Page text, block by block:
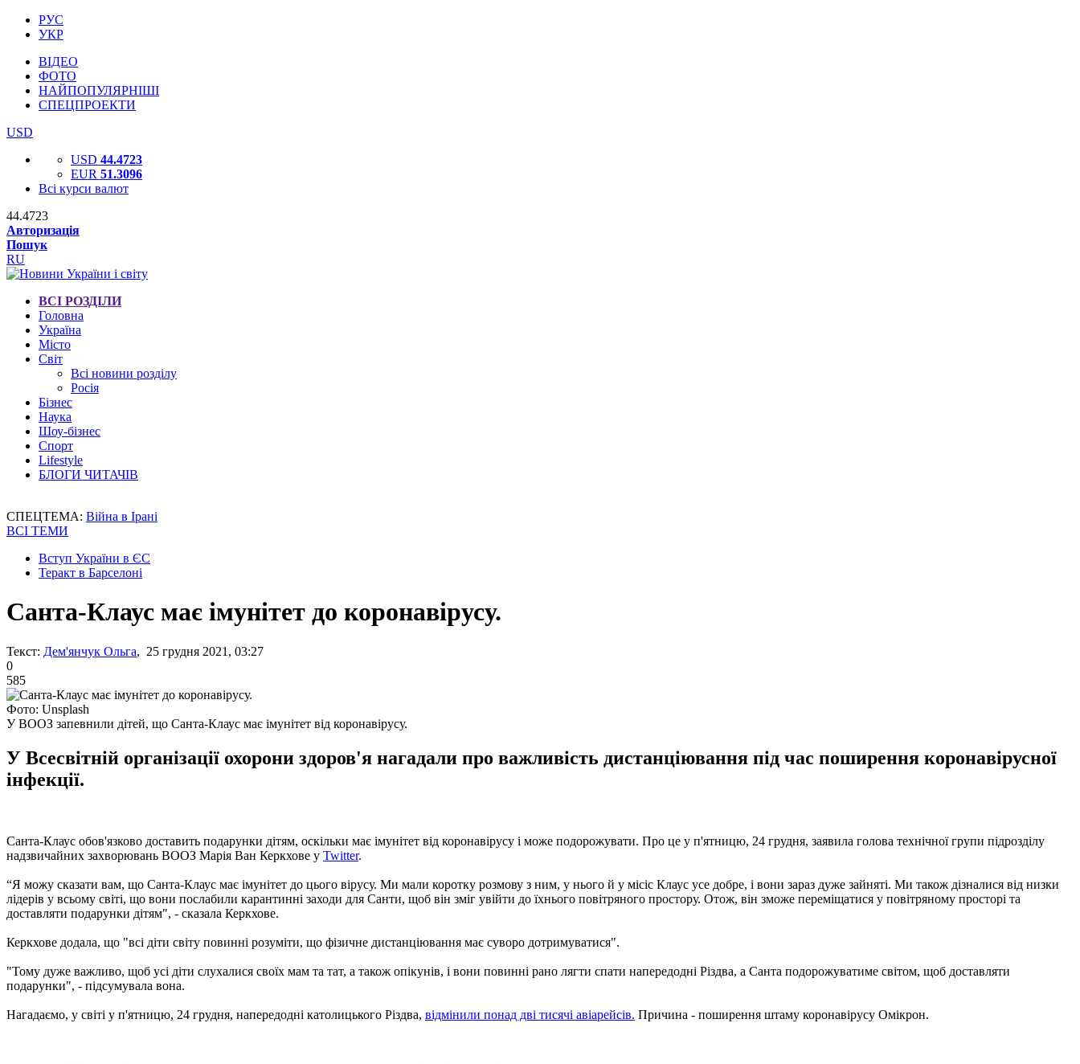
РУС
УКР
ВІДЕО
ФОТО
НАЙПОПУЛЯРНІШІ
СПЕЦПРОЕКТИ
USD
USD 44.4723
EUR 51.3096
Всі курси валют
44.4723
Авторизація
Пошук
RU
ВСІ РОЗДІЛИ
Головна
Україна
Місто
Світ
Всі новини розділу
Росія
Бізнес
Наука
Шоу-бізнес
Спорт
Lifestyle
БЛОГИ ЧИТАЧІВ
СПЕЦТЕМА: Війна в Ірані
ВСІ ТЕМИ
Вступ України в ЄС
Теракт в Барселоні
Санта-Клаус має імунітет до коронавірусу.
Текст: Дем'янчук Ольга, 25 грудня 2021, 03:27
0
585
Фото: Unsplash
У ВООЗ запевнили дітей, що Санта-Клаус має імунітет від коронавірусу.
У Всесвітній організації охорони здоров'я нагадали про важливість дистанціювання під час поширення коронавірусної
інфекції.
Санта-Клаус обов'язково доставить подарунки дітям, оскільки має імунітет від коронавірусу і може подорожувати. Про це у п'ятницю, 24 грудня, заявила голова технічної групи підрозділу
надзвичайних захворювань ВООЗ Марія Ван Керкхове у Twitter.
“Я можу сказати вам, що Санта-Клаус має імунітет до цього вірусу. Ми мали коротку розмову з ним, у нього й у місіс Клаус усе добре, і вони зараз дуже зайняті. Ми також дізналися від низки
лідерів у всьому світі, що вони послабили карантинні заходи для Санти, щоб він зміг увійти до їхнього повітряного простору. Отож, він зможе переміщатися у повітряному просторі та
доставляти подарунки дітям", - сказала Керкхове.
Керкхове додала, що "всі діти світу повинні розуміти, що фізичне дистанціювання має суворо дотримуватися".
"Тому дуже важливо, щоб усі діти слухалися своїх мам та тат, а також опікунів, і вони повинні рано лягти спати напередодні Різдва, а Санта подорожуватиме світом, щоб доставляти
подарунки", - підсумувала вона.
Нагадаємо, у світі у п'ятницю, 24 грудня, напередодні католицького Різдва, відмінили понад дві тисячі авіарейсів. Причина - поширення штаму коронавірусу Омікрон.